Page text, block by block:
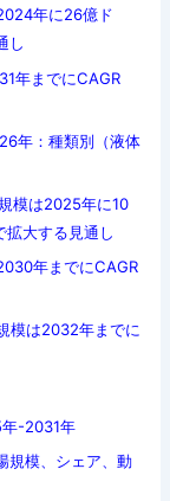
年に26億ド
し
年までにCAGR
年：種類別（液体
模は2025年に10
大する見通し
年までにCAGR
模は2032年までに
年-2031年
規模、シェア、動